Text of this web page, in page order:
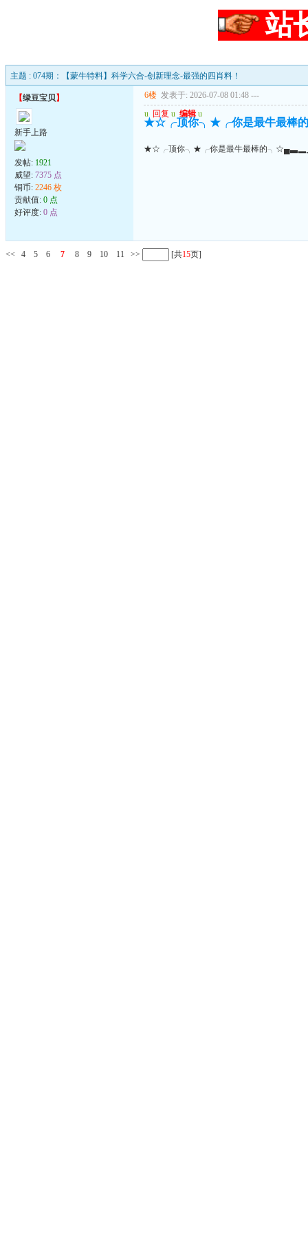
站
主题 : 074期：【蒙牛特料】科学六合-创新理念-最强的四肖料！
【绿豆宝贝】
新手上路
发帖: 1921
威望: 7375 点
铜币: 2246 枚
贡献值: 0 点
好评度: 0 点
6楼 发表于: 2026-07-08 01:48 ---
u 回复 u 编辑 u
★☆╭顶你╮★╭你是最牛最
★☆╭顶你╮★╭你是最牛最棒的
<< 4 5 6 7 8 9 10 11 >> [共15页]